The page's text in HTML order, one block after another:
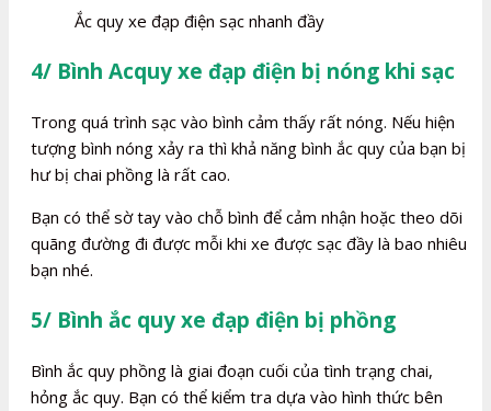
Ắc quy xe đạp điện sạc nhanh đầy
4/ Bình Acquy xe đạp điện bị nóng khi sạc
Trong quá trình sạc vào bình cảm thấy rất nóng. Nếu hiện
tượng bình nóng xảy ra thì khả năng bình ắc quy của bạn bị
hư bị chai phồng là rất cao.
Bạn có thể sờ tay vào chỗ bình để cảm nhận hoặc theo dõi
quãng đường đi được mỗi khi xe được sạc đầy là bao nhiêu
bạn nhé.
5/ Bình ắc quy xe đạp điện bị phồng
Bình ắc quy phồng là giai đoạn cuối của tình trạng chai,
hỏng ắc quy. Bạn có thể kiểm tra dựa vào hình thức bên